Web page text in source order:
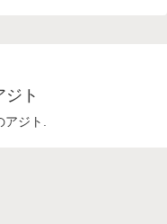
ジト
アジト.